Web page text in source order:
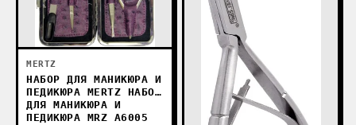
MERTZ
НАБОР ДЛЯ МАНИКЮРА И
ПЕДИКЮРА MERTZ НАБОР
ДЛЯ МАНИКЮРА И
ПЕДИКЮРА MRZ А6005